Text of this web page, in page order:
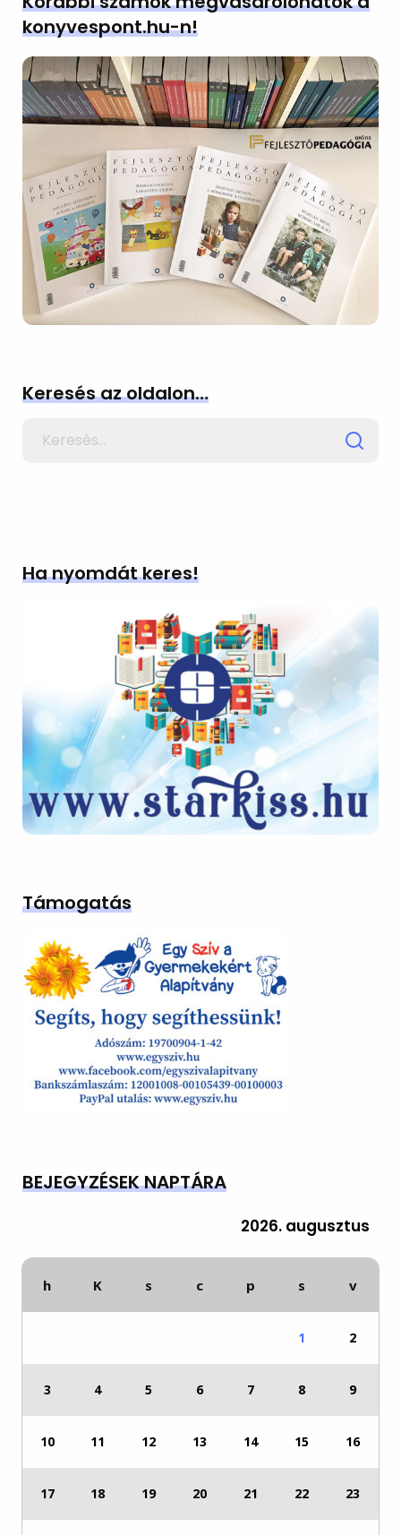
konyvespont.hu-n!
Keresés az oldalon…
Ha nyomdát keres!
Támogatás
BEJEGYZÉSEK NAPTÁRA
2026. augusztus
h K s c p s v
1 2
3 4 5 6 7 8 9
10 11 12 13 14 15 16
17 18 19 20 21 22 23